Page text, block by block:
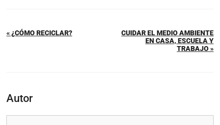
« ¿CÓMO RECICLAR?
CUIDAR EL MEDIO AMBIENTE
EN CASA, ESCUELA Y
TRABAJO »
Autor